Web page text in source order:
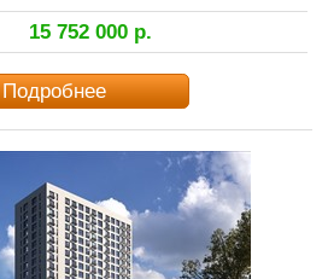
15 752 000р.
Подробнее